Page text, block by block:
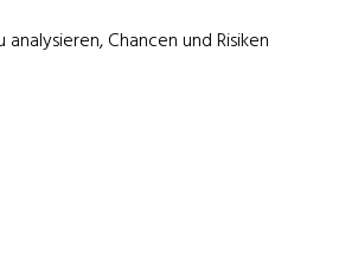
Chancen und Risiken